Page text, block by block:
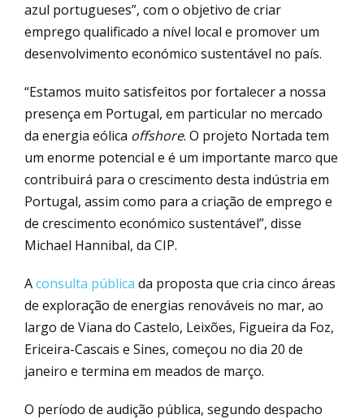
azul portugueses”, com o objetivo de criar
emprego qualificado a nível local e promover um
desenvolvimento económico sustentável no país.
“Estamos muito satisfeitos por fortalecer a nossa
presença em Portugal, em particular no mercado
da energia eólica offshore. O projeto Nortada tem
um enorme potencial e é um importante marco que
contribuirá para o crescimento desta indústria em
Portugal, assim como para a criação de emprego e
de crescimento económico sustentável”, disse
Michael Hannibal, da CIP.
Aconsulta pública da proposta que cria cinco áreas
de exploração de energias renováveis no mar, ao
largo de Viana do Castelo, Leixões, Figueira da Foz,
Ericeira-Cascais e Sines, começou no dia 20 de
janeiro e termina em meados de março.
O período de audição pública, segundo despacho